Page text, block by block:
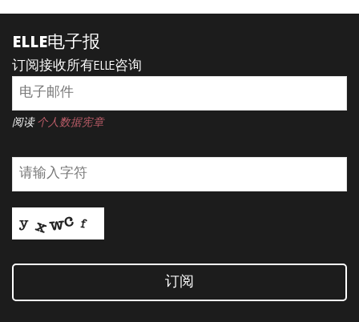
ELLE电子报
订阅接收所有ELLE咨询
阅读 个人数据宪章
订阅